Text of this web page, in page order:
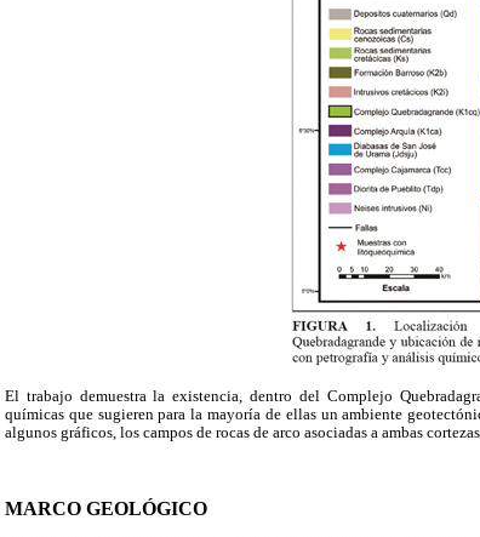
El trabajo demuestra la existencia, dentro del Complejo
químicas que sugieren para la mayoría de ellas un ambiente
algunos gráficos, los campos de rocas de arco asociadas a ambas
MARCO GEOLÓGICO